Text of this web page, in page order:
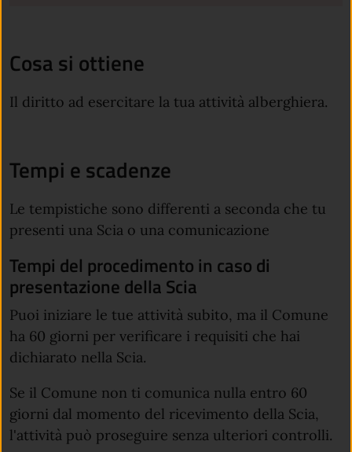
Cosa si ottiene
Il diritto ad esercitare la tua attività alberghiera.
Tempi e scadenze
Le tempistiche sono differenti a seconda che tu
presenti una Scia o una comunicazione
Tempi del procedimento in caso di
presentazione della Scia
Puoi iniziare le tue attività subito, ma il Comune
ha 60 giorni per verificare i requisiti che hai
dichiarato nella Scia.
Se il Comune non ti comunica nulla entro 60
giorni dal momento del ricevimento della Scia,
l'attività può proseguire senza ulteriori controlli.